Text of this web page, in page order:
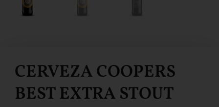
CERVEZA COOPERS
BEST EXTRA STOUT